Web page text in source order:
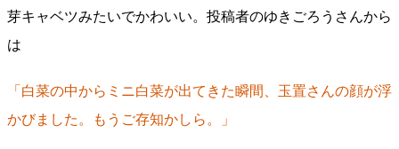
芽キャベツみたいでかわいい。投稿者のゆきごろうさんから
は
「白菜の中からミニ白菜が出てきた瞬間、玉置さんの顔が浮
かびました。もうご存知かしら。」